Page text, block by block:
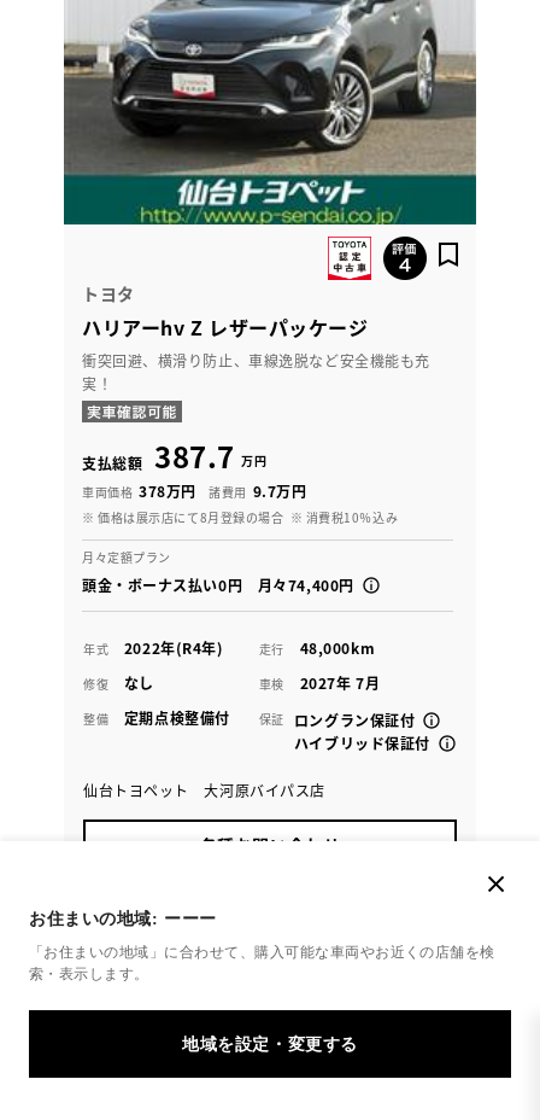
お住まいの地域: ーーー
「お住まいの地域」に合わせて、購入可能な車両やお近くの店舗を検
索・表示します。
トヨタ
ハリアーhv Z レザーパッケージ
衝突回避、横滑り防止、車線逸脱など安全機能も充
実！
支払総額 387.7 万円
車両価格 378万円 諸費用 9.7万円
※ 価格は展示店にて8月登録の場合 ※ 消費税10％込み
月々定額プラン
頭金・ボーナス払い0円 月々74,400円
年式 2022年(R4年) 走行 48,000km
修復 なし 車検 2027年 7月
整備 定期点検整備付 保証
ロングラン保証付
ハイブリッド保証付
仙台トヨペット 大河原バイパス店
各種お問い合わせ
0224-87-6251